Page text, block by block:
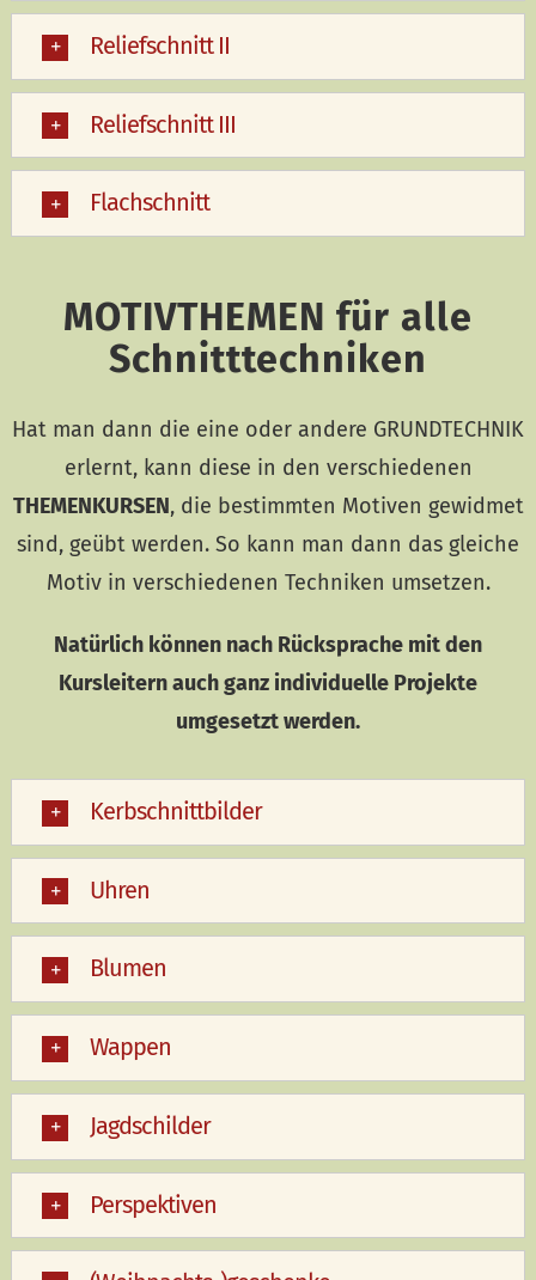
Reliefschnitt II
Reliefschnitt III
Flachschnitt
MOTIVTHEMEN für alle
Schnitttechniken
Hat man dann die eine oder andere GRUNDTECHNIK
erlernt, kann diese in den verschiedenen
THEMENKURSEN, die bestimmten Motiven gewidmet
sind, geübt werden. So kann man dann das gleiche
Motiv in verschiedenen Techniken umsetzen.
Natürlich können nach Rücksprache mit den
Kursleitern auch ganz individuelle Projekte
umgesetzt werden.
Kerbschnittbilder
Uhren
Blumen
Wappen
Jagdschilder
Perspektiven